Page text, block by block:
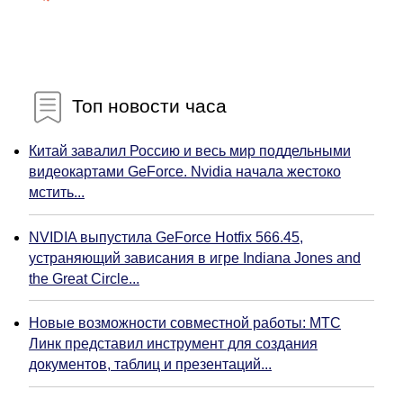
Топ новости часа
Китай завалил Россию и весь мир поддельными
видеокартами GeForce. Nvidia начала жестоко
мстить...
NVIDIA выпустила GeForce Hotfix 566.45,
устраняющий зависания в игре Indiana Jones and
the Great Circle...
Новые возможности совместной работы: МТС
Линк представил инструмент для создания
документов, таблиц и презентаций...